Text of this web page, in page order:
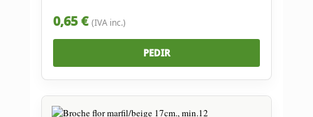
0,65 € (IVA inc.)
PEDIR